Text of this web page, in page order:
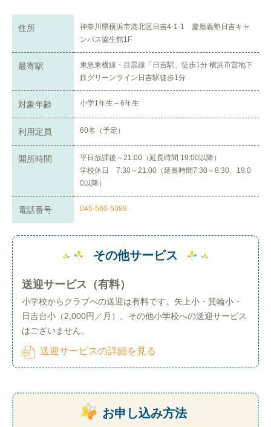
住所
神奈川県横浜市港北区日吉4-1-1 慶應義塾日吉キャ
ンパス協生館1F
最寄駅
東急東横線・目黒線「日吉駅」徒歩1分 横浜市営地下
鉄グリーンライン日吉駅徒歩1分
対象年齢 小学1年生～6年生
利用定員 60名（予定）
開所時間
平日放課後～21:00（延長時間 19:00以降）
学校休日 7:30～21:00（延長時間7:30～8:30、19:0
0以降）
電話番号 045-560-5088
その他サービス
送迎サービス（有料）
小学校からクラブへの送迎は有料です。矢上小・箕輪小・
日吉台小（2,000円／月）。その他小学校への送迎サービス
はございません。
送迎サービスの詳細を見る
お申し込み方法